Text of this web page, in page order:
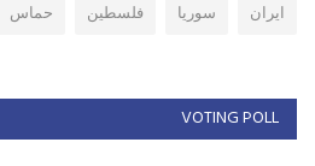
ايران
سوريا فلسطين حماس
VOTING POLL